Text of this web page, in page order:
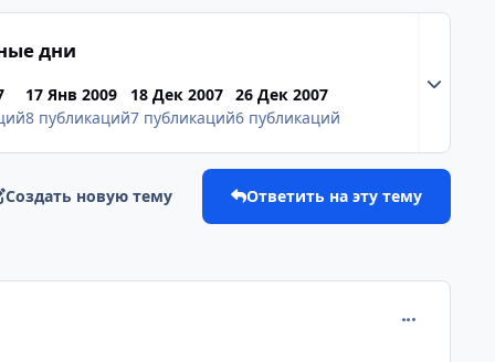
дни
17 Янв 2009
8 публикаций
18 Дек 2007
7 публикаций
26 Дек 2007
6 публикаций
Создать новую тему Ответить на эту тему